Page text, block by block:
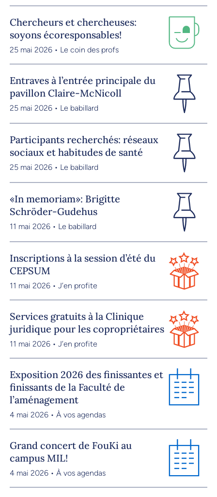
Chercheurs et chercheuses:
soyons écoresponsables!
25 mai 2026 • Le coin des profs
Entraves à l’entrée principale du
pavillon Claire-McNicoll
25 mai 2026 • Le babillard
Participants recherchés: réseaux
sociaux et habitudes de santé
25 mai 2026 • Le babillard
«In memoriam»: Brigitte
Schröder-Gudehus
11 mai 2026 • Le babillard
Inscriptions à la session d’été du
CEPSUM
11 mai 2026 • J’en profite
Services gratuits à la Clinique
juridique pour les copropriétaires
11 mai 2026 • J’en profite
Exposition 2026 des finissantes et
finissants de la Faculté de
l’aménagement
4 mai 2026 • À vos agendas
Grand concert de FouKi au
campus MIL!
4 mai 2026 • À vos agendas